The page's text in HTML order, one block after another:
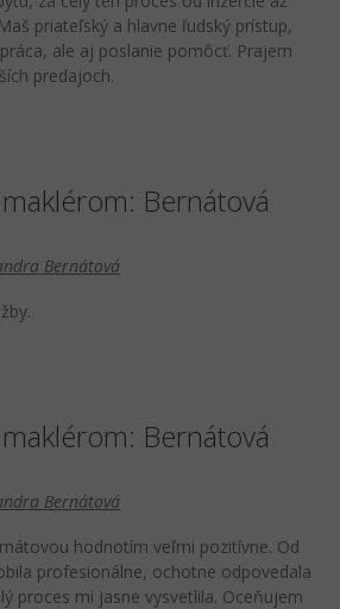
priateľský a hlavne ľudský prístup,
ale aj poslanie pomôcť. Prajem
predajoch.
Bernátová
Bernátová
Bernátová
Bernátová
hodnotím veľmi pozitívne. Od
profesionálne, ochotne odpovedala
proces mi jasne vysvetlila. Oceňujem